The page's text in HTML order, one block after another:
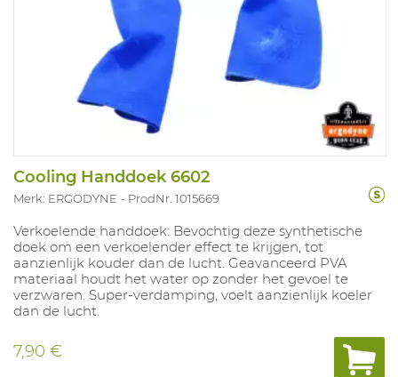
Cooling Handdoek 6602
Merk: ERGODYNE ProdNr. 1015669
Verkoelende handdoek: Bevochtig deze synthetische
doek om een verkoelender effect te krijgen, tot
aanzienlijk kouder dan de lucht. Geavanceerd PVA
materiaal houdt het water op zonder het gevoel te
verzwaren. Super-verdamping, voelt aanzienlijk koeler
dan de lucht.
7,90 €